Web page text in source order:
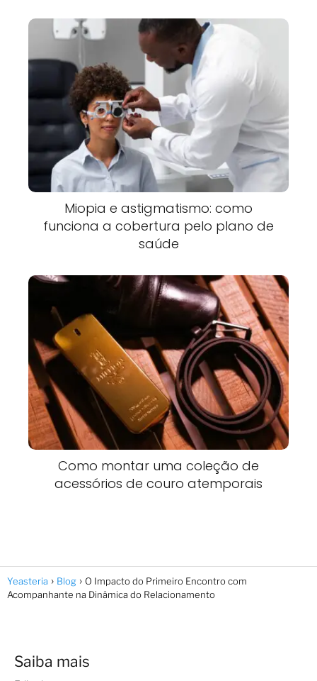
Miopia e astigmatismo: como
funciona a cobertura pelo plano de
saúde
Como montar uma coleção de
acessórios de couro atemporais
Yeasteria Blog
O Impacto do Primeiro Encontro com
Acompanhante na Dinâmica do Relacionamento
Saiba mais